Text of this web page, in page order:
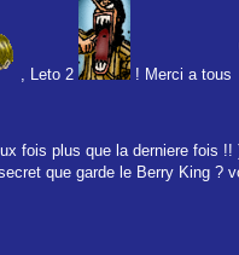
, Leto 2 ! Merci a tous
fois plus que la derniere fois
que garde le Berry King ?